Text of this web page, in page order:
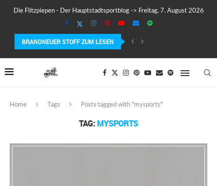
Die Flitzpiepen - Der Hauptstadtsportblog -> Freitag, 7. August 2026
BRANDNEUER STOFF ZUM LESEN
COROS PACE 4 IM TEST – LEICHT, SCHNELL...
Home Tags Posts tagged with "mysports"
TAG: MYSPORTS